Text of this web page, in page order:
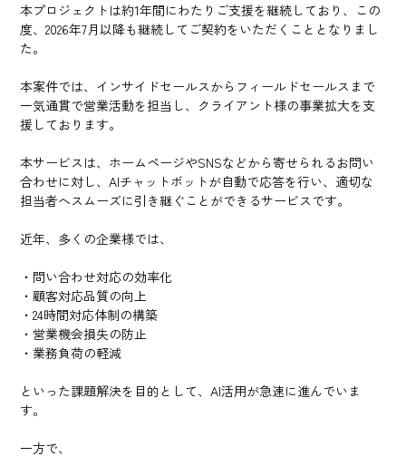
本プロジェクトは約1年間にわたりご支援を継続しており、この
度、2026年7月以降も継続してご契約をいただくこととなりまし
た。
本案件では、インサイドセールスからフィールドセールスまで
一気通貫で営業活動を担当し、クライアント様の事業拡大を支
援しております。
本サービスは、ホームページやSNSなどから寄せられるお問い
合わせに対し、AIチャットボットが自動で応答を行い、適切な
担当者へスムーズに引き継ぐことができるサービスです。
近年、多くの企業様では、
・問い合わせ対応の効率化
・顧客対応品質の向上
・24時間対応体制の構築
・営業機会損失の防止
・業務負荷の軽減
といった課題解決を目的として、AI活用が急速に進んでいま
す。
一方で、